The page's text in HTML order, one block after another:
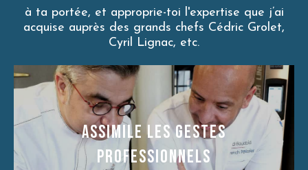
à ta portée, et approprie-toi l'expertise que j’ai
acquise auprès des grands chefs Cédric Grolet,
Cyril Lignac, etc.
ASSIMILE LES GESTES
PROFESSIONNELS